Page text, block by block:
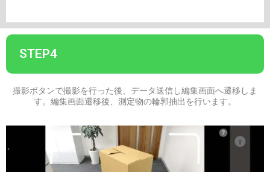
STEP4
撮影ボタンで撮影を行った後、データ送信し編集画面へ遷移しま
す。 編集画面遷移後、測定物の輪郭抽出を行います。